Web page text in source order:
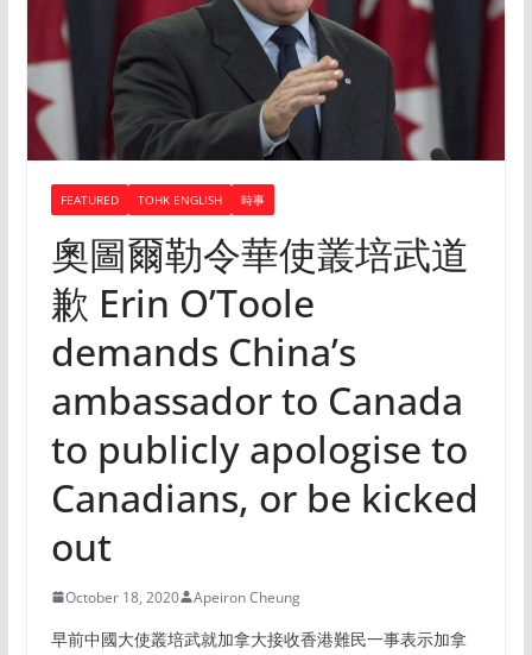
FEATURED TOHK ENGLISH 時事
奧圖爾勒令華使叢培武道
歉 Erin O’Toole
demands China’s
ambassador to Canada
to publicly apologise to
Canadians, or be kicked
out
October 18, 2020 Apeiron Cheung
早前中國大使叢培武就加拿大接收香港難民一事表示加拿